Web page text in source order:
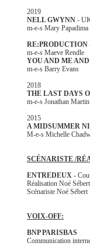
2019
NELL GWYNN -
m-e-s Mary Papadima
RE:PRODUCTION
m-e-s Maeve Rendle
YOU AND ME
m-e-s Barry Evans
2018
THE LAST DAYS
m-e-s Jonathan Martin
2015
A MIDSUMMER
M-e-s Michelle
SCÉNARISTE /
ENTREDEUX -
Réalisation Noé
Scénariste Noé Sébert
VOIX-OFF:
BNP PARISBAS
Communication